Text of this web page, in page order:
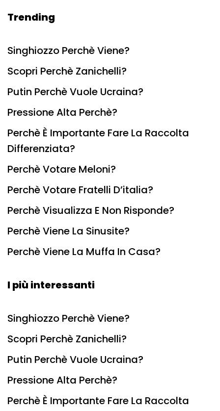
Trending
Singhiozzo Perchè Viene?
Scopri Perchè Zanichelli?
Putin Perchè Vuole Ucraina?
Pressione Alta Perchè?
Perchè È Importante Fare La Raccolta
Differenziata?
Perchè Votare Meloni?
Perchè Votare Fratelli D’italia?
Perchè Visualizza E Non Risponde?
Perchè Viene La Sinusite?
Perchè Viene La Muffa In Casa?
I più interessanti
Singhiozzo Perchè Viene?
Scopri Perchè Zanichelli?
Putin Perchè Vuole Ucraina?
Pressione Alta Perchè?
Perchè È Importante Fare La Raccolta